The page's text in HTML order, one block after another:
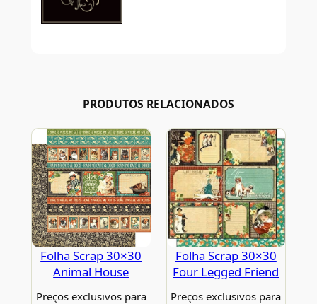
PRODUTOS RELACIONADOS
Folha Scrap 30×30
Animal House
Preços exclusivos para
Folha Scrap 30×30
Four Legged Friend
Preços exclusivos para